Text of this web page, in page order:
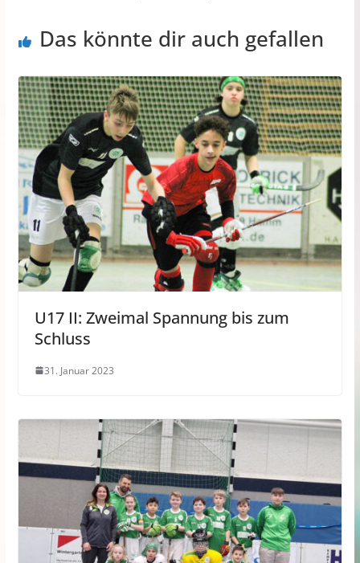
Das könnte dir auch gefallen
U17 II: Zweimal Spannung bis zum
Schluss
31. Januar 2023